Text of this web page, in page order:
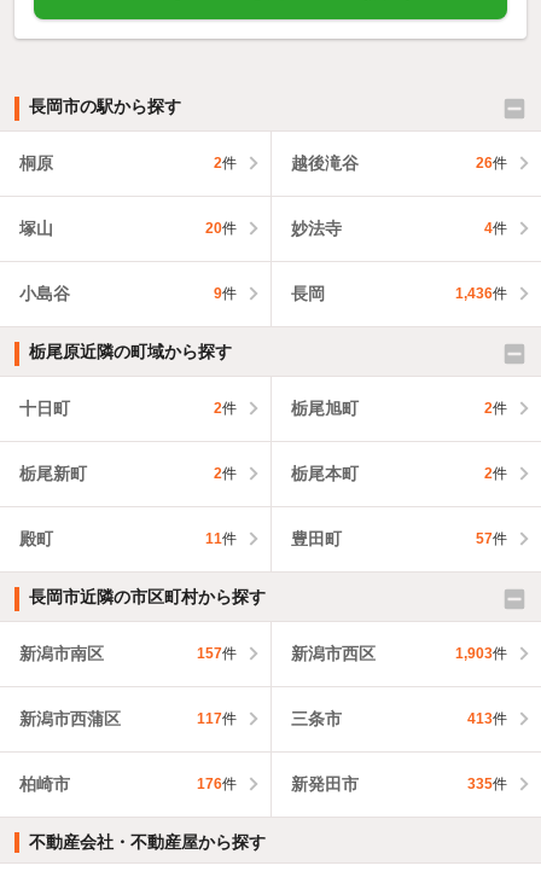
長岡市の駅から探す
桐原 2件 越後滝谷 26件
塚山 20件 妙法寺 4件
小島谷 9件 長岡 1,436件
栃尾原近隣の町域から探す
十日町 2件 栃尾旭町 2件
栃尾新町 2件 栃尾本町 2件
殿町 11件 豊田町 57件
長岡市近隣の市区町村から探す
新潟市南区 157件 新潟市西区 1,903件
新潟市西蒲区 117件 三条市 413件
柏崎市 176件 新発田市 335件
不動産会社・不動産屋から探す